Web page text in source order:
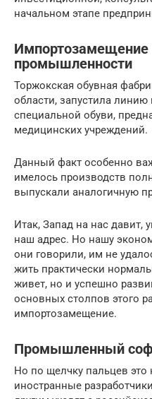
начальном этапе
Импортозамещение
промышленности
Торжокская обувная
области, запустила линию
специальной обуви,
медицинских учреждений.
Данный факт особенно
имелось производств
выпускали аналогичную
Итак, Запад на нас давит,
наш адрес. Но нашу
они говорили, им не
жить практически
живет, но и успешно
основных столпов этого
импортозамещение.
Промышленный
Но по щелчку пальцев это
иностранные